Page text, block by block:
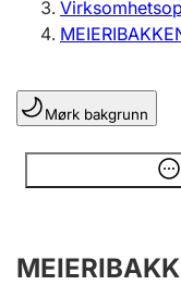
Registrere,
Lag og forening
Registrere,
Mørk bakgrunn
Opplysninger er